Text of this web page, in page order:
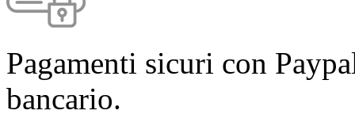
Pagamenti sicuri con
bancario.